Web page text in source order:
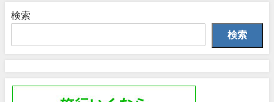
検索
検索